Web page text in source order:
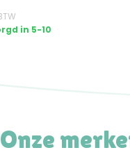
in 5-10
Onze